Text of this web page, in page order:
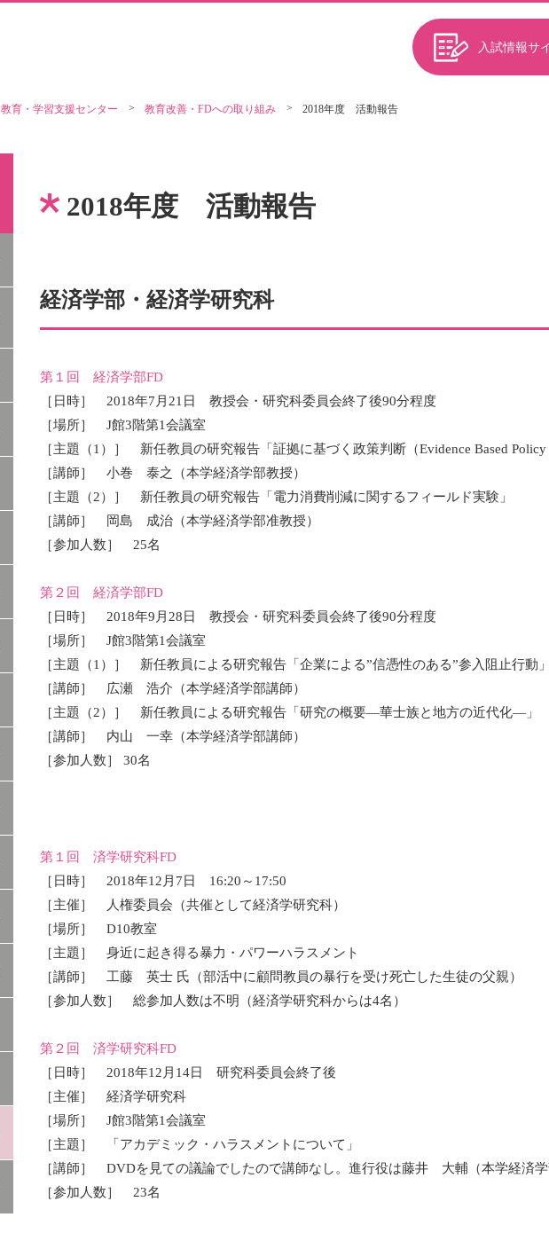
入試情報サ
教育・学習支援センター 教育改善・FDへの取り組み 2018年度 活動報告
2018年度 活動報告
経済学部・経済学研究科
第１回 経済学部FD
［日時］ 2018年7月21日 教授会・研究科委員会終了後90分程度
［場所］ J館3階第1会議室
［主題（1）］ 新任教員の研究報告「証拠に基づく政策判断（Evidence Based
［講師］ 小巻 泰之（本学経済学部教授）
［主題（2）］ 新任教員の研究報告「電力消費削減に関するフィールド実験」
［講師］ 岡島 成治（本学経済学部准教授）
［参加人数］ 25名
第２回 経済学部FD
［日時］ 2018年9月28日 教授会・研究科委員会終了後90分程度
［場所］ J館3階第1会議室
［主題（1）］ 新任教員による研究報告「企業による”信憑性のある”参入阻止行動」
［講師］ 広瀬 浩介（本学経済学部講師）
［主題（2）］ 新任教員による研究報告「研究の概要―華士族と地方の近代化―」
［講師］ 内山 一幸（本学経済学部講師）
［参加人数］ 30名
第１回 済学研究科FD
［日時］ 2018年12月7日 16:20～17:50
［主催］ 人権委員会（共催として経済学研究科）
［場所］ D10教室
［主題］ 身近に起き得る暴力・パワーハラスメント
［講師］ 工藤 英士 氏（部活中に顧問教員の暴行を受け死亡した生徒の父親）
［参加人数］ 総参加人数は不明（経済学研究科からは4名）
第２回 済学研究科FD
［日時］ 2018年12月14日 研究科委員会終了後
［主催］ 経済学研究科
［場所］ J館3階第1会議室
［主題］ 「アカデミック・ハラスメントについて」
［講師］ DVDを見ての議論でしたので講師なし。進行役は藤井 大輔（本学経済学
［参加人数］ 23名